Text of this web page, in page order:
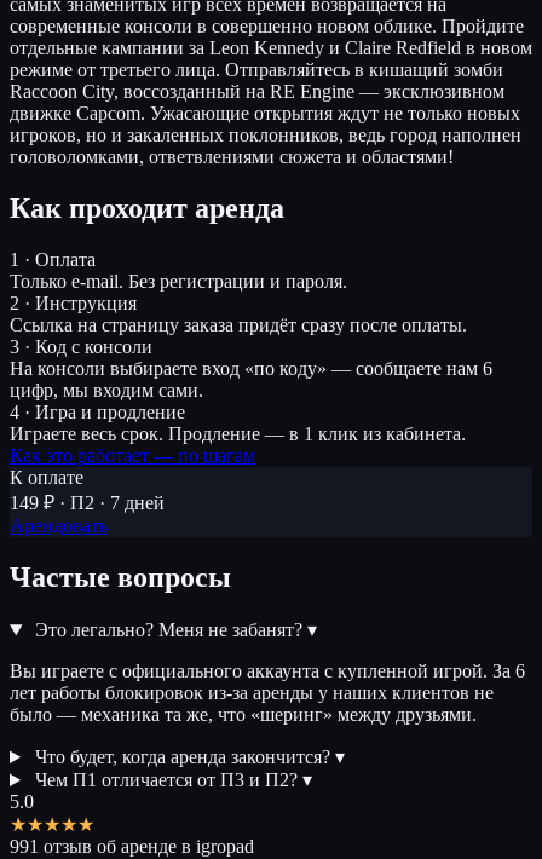
самых знаменитых игр всех времен возвращается на
современные консоли в совершенно новом облике. Пройдите
отдельные кампании за Leon Kennedy и Claire Redfield в новом
режиме от третьего лица. Отправляйтесь в кишащий зомби
Raccoon City, воссозданный на RE Engine — эксклюзивном
движке Capcom. Ужасающие открытия ждут не только новых
игроков, но и закаленных поклонников, ведь город наполнен
головоломками, ответвлениями сюжета и областями!
Как проходит аренда
1 · Оплата
Только e-mail. Без регистрации и пароля.
2 · Инструкция
Ссылка на страницу заказа придёт сразу после оплаты.
3 · Код с консоли
На консоли выбираете вход «по коду» — сообщаете нам 6
цифр, мы входим сами.
4 · Игра и продление
Играете весь срок. Продление — в 1 клик из кабинета.
Как это работает — по шагам
К оплате
149 ₽ · П2 · 7 дней
Арендовать
Частые вопросы
Это легально? Меня не забанят? ▾
Вы играете с официального аккаунта с купленной игрой. За 6
лет работы блокировок из-за аренды у наших клиентов не
было — механика та же, что «шеринг» между друзьями.
Что будет, когда аренда закончится? ▾
Чем П1 отличается от П3 и П2? ▾
5.0
★★★★★
991 отзыв об аренде в igropad